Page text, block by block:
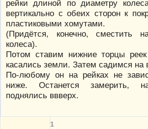
рейки длиной по диаметру
вертикально с обеих сторон к
пластиковыми хомутами.
(Придётся, конечно, сместить
колеса).
Потом ставим нижние торцы
касались земли. Затем садимся на
По-любому он на рейках не
ниже. Останется замерить,
поднялись ввверх.
1